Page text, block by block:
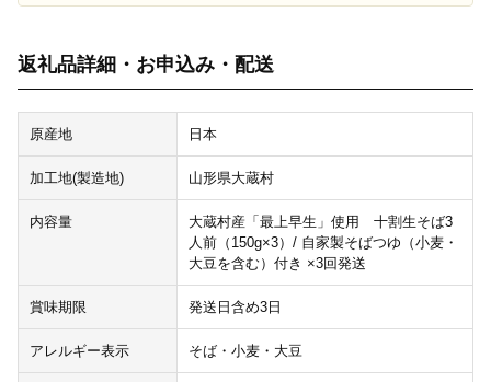
返礼品詳細・お申込み・配送
原産地 日本
加工地(製造地) 山形県大蔵村
内容量
大蔵村産「最上早生」使用 十割生そば3
人前（150g×3）/ 自家製そばつゆ（小麦・
大豆を含む）付き ×3回発送
賞味期限 発送日含め3日
アレルギー表示 そば・小麦・大豆